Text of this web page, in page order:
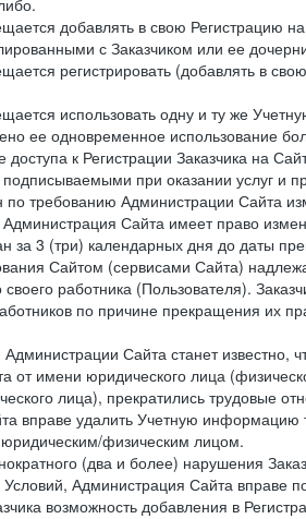
добавлять в свою Регистрацию
с Заказчиком или ее
регистрировать (добавлять в
использовать одну и ту же
ее одновременное использование
доступа к Регистрации Заказчика на
при оказании услуг и
по требованию Администрации Сайта
Сайта имеет право
за 3 (три) календарных дня до даты
Сайтом (сервисами Сайта)
работника (Пользователя).
по причине прекращения их
Сайта станет
от имени юридического лица
лица), прекратились трудовые
вправе удалить Учетную информацию
физическим лицом.
(два и более) нарушения
Администрация Сайта вправе
возможность добавления в